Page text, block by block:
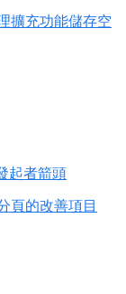
擴充功能儲存空
起者箭頭
頁的改善項目